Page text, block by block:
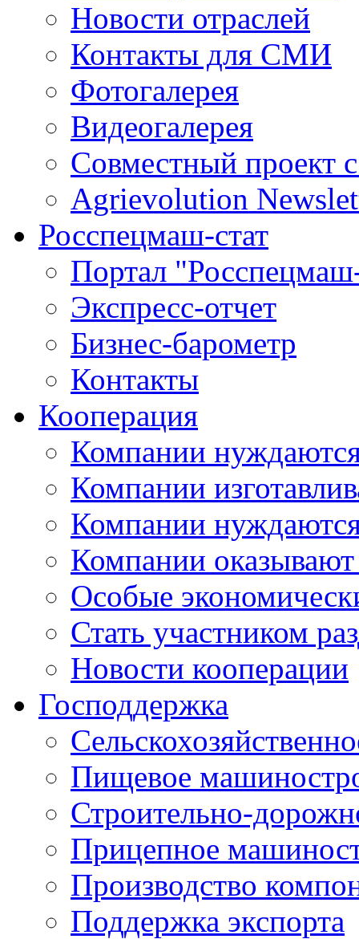
Новости отраслей
Контакты для СМИ
Фотогалерея
Видеогалерея
Совместный проект
Agrievolution
Росспецмаш-стат
Портал
Экспресс-отчет
Бизнес-барометр
Контакты
Кооперация
Компании
Компании
Компании
Компании оказывают
Особые
Стать участником
Новости кооперации
Господдержка
Пищевое
Строительно-
Прицепное
Производство
Поддержка экспорта